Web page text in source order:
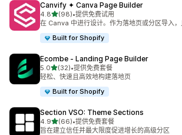
Canvify ✦ Canva Page Builder
4.8星（满分 5 星）
(98)
总共 98 条评论
•提供免费试用
在 Canva 中进行设计。作为落地页或分区导入，
Built for Shopify
Ecombe ‑ Landing Page Builder
5.0星（满分 5 星）
(32)
总共 32 条评论
•提供免费套餐
轻松、快速且高效地构建落地页
Built for Shopify
Section VSO: Theme Sections
4.9星（满分 5 星）
(66)
总共 66 条评论
•提供免费套餐
旨在建立信任并最大限度促进增长的高级分区